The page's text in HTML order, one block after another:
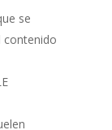
se
contenido